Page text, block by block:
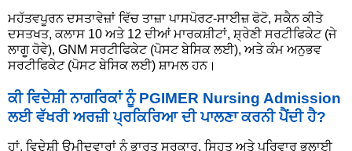
ਮਹੱਤਵਪੂਰਨ ਦਸਤਾਵੇਜ਼ਾਂ ਵਿੱਚ ਤਾਜ਼ਾ ਪਾਸਪੋਰਟ-ਸਾਈਜ਼ ਫੋਟੋ, ਸਕੈਨ ਕੀਤੇ
ਦਸਤਖਤ, ਕਲਾਸ 10 ਅਤੇ 12 ਦੀਆਂ ਮਾਰਕਸ਼ੀਟਾਂ, ਸ਼੍ਰੇਣੀ ਸਰਟੀਫਿਕੇਟ (ਜੇ
ਲਾਗੂ ਹੋਵੇ), GNM ਸਰਟੀਫਿਕੇਟ (ਪੋਸਟ ਬੇਸਿਕ ਲਈ), ਅਤੇ ਕੰਮ ਅਨੁਭਵ
ਸਰਟੀਫਿਕੇਟ (ਪੋਸਟ ਬੇਸਿਕ ਲਈ) ਸ਼ਾਮਲ ਹਨ।
ਕੀ ਵਿਦੇਸ਼ੀ ਨਾਗਰਿਕਾਂ ਨੂੰ PGIMER Nursing Admission
ਲਈ ਵੱਖਰੀ ਅਰਜ਼ੀ ਪ੍ਰਕਿਰਿਆ ਦੀ ਪਾਲਣਾ ਕਰਨੀ ਪੈਂਦੀ ਹੈ?
ਹਾਂ, ਵਿਦੇਸ਼ੀ ਉਮੀਦਵਾਰਾਂ ਨੂੰ ਭਾਰਤ ਸਰਕਾਰ, ਸਿਹਤ ਅਤੇ ਪਰਿਵਾਰ ਭਲਾਈ